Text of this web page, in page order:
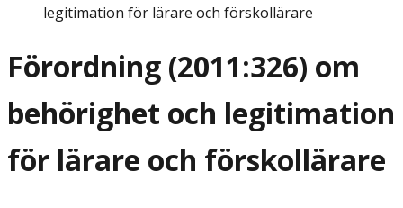
legitimation för lärare och förskollärare
Förordning (2011:326) om
behörighet och legitimation
för lärare och förskollärare